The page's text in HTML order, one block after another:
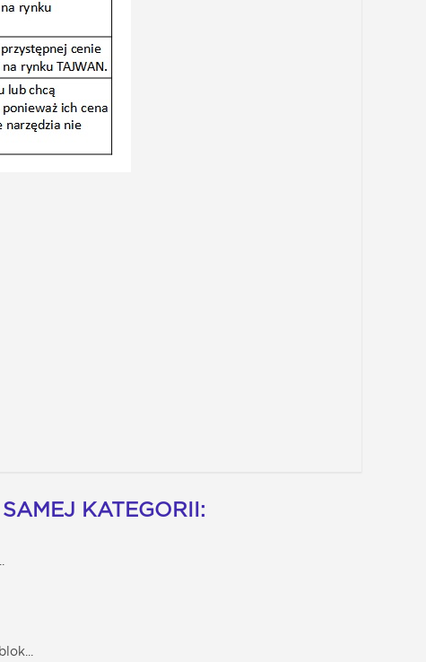
KATEGORII: